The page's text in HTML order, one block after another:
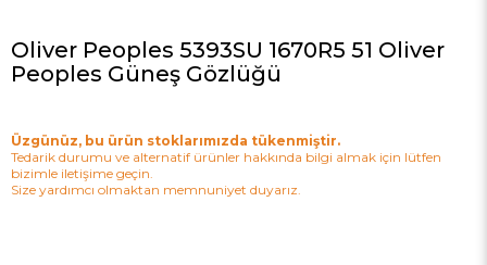
Oliver Peoples 5393SU 1670R5 51 Oliver
Peoples Güneş Gözlüğü
Üzgünüz, bu ürün stoklarımızda tükenmiştir.
Tedarik durumu ve alternatif ürünler hakkında bilgi almak için lütfen
bizimle iletişime geçin.
Size yardımcı olmaktan memnuniyet duyarız.